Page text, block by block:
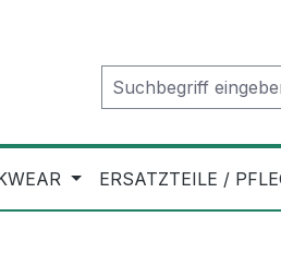
ERSATZTEILE /